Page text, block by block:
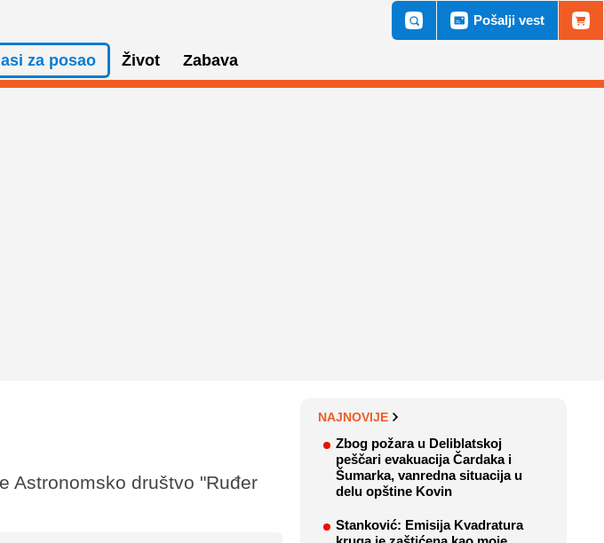
za posao Život Zabava
Pošalji vest
Astronomsko društvo "Ruđer
NAJNOVIJE
Zbog požara u Deliblatskoj
peščari evakuacija Čardaka i
Šumarka, vanredna situacija u
delu opštine Kovin
Stanković: Emisija Kvadratura